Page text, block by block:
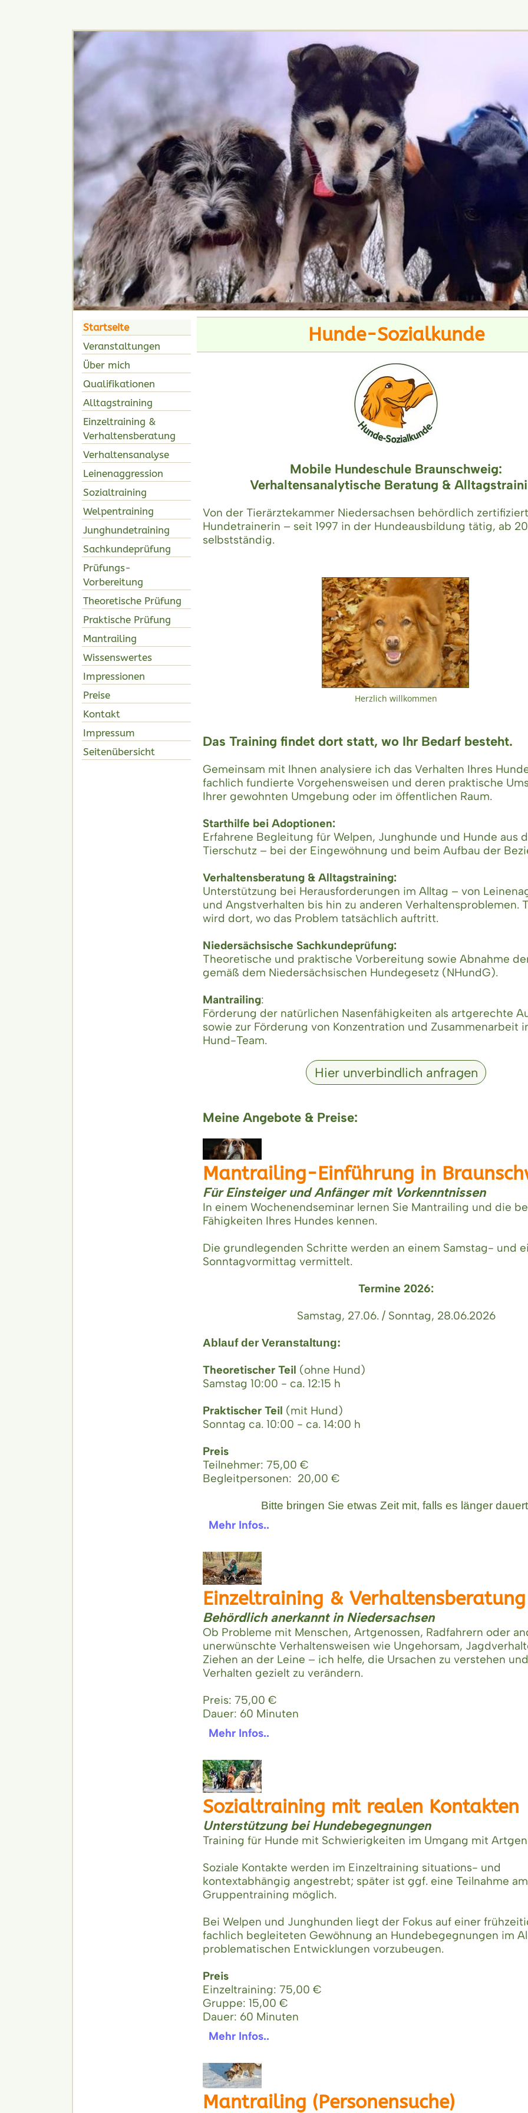
Startseite
Veranstaltungen
Über mich
Qualifikationen
Alltagstraining
Einzeltraining &
Verhaltensberatung
Verhaltensanalyse
Leinenaggression
Sozialtraining
Welpentraining
Junghundetraining
Sachkundeprüfung
Prüfungs-
Vorbereitung
Theoretische Prüfung
Praktische Prüfung
Mantrailing
Wissenswertes
Impressionen
Preise
Kontakt
Impressum
Seitenübersicht
Hunde-Sozialkunde
Mobile Hundeschule Braunschweig:
Verhaltensanalytische Beratung &
Von der Tierärztekammer Niedersachsen behördlich
Hundetrainerin – seit 1997 in der Hundeausbildung tätig, ab
selbstständig.
Herzlich willkommen
Das Training findet dort statt, wo Ihr Bedarf besteht.
Gemeinsam mit Ihnen analysiere ich das Verhalten Ihres
fachlich fundierte Vorgehensweisen und deren praktische
Ihrer gewohnten Umgebung oder im öffentlichen Raum.
Starthilfe bei Adoptionen:
Erfahrene Begleitung für Welpen, Junghunde und Hunde aus
Tierschutz – bei der Eingewöhnung und beim Aufbau der
Verhaltensberatung & Alltagstraining:
Unterstützung bei Herausforderungen im Alltag – von
und Angstverhalten bis hin zu anderen Verhaltensproblemen.
wird dort, wo das Problem tatsächlich auftritt.
Niedersächsische Sachkundeprüfung:
Theoretische und praktische Vorbereitung sowie Abnahme
gemäß dem Niedersächsischen Hundegesetz (NHundG).
Mantrailing:
Förderung der natürlichen Nasenfähigkeiten als artgerechte
sowie zur Förderung von Konzentration und Zusammenarbeit
Hund-Team.
Hier unverbindlich anfragen
Meine Angebote & Preise:
Mantrailing-Einführung in
Für Einsteiger und Anfänger mit Vorkenntnissen
In einem Wochenendseminar lernen Sie Mantrailing und die
Fähigkeiten Ihres Hundes kennen.
Die grundlegenden Schritte werden an einem Samstag- und
Sonntagvormittag vermittelt.
Termine 2026:
Samstag, 27.06. / Sonntag, 28.06.2026
Ablauf der Veranstaltung:
Theoretischer Teil (ohne Hund)
Samstag 10:00 - ca. 12:15 h
Praktischer Teil (mit Hund)
Sonntag ca. 10:00 - ca. 14:00 h
Preis
Teilnehmer: 75,00 €
Begleitpersonen: 20,00 €
Bitte bringen Sie etwas Zeit mit, falls es länger
Mehr Infos..
Einzeltraining & Verhaltensberatung
Behördlich anerkannt in Niedersachsen
Ob Probleme mit Menschen, Artgenossen, Radfahrern oder
unerwünschte Verhaltensweisen wie Ungehorsam,
Ziehen an der Leine – ich helfe, die Ursachen zu verstehen
Verhalten gezielt zu verändern.
Preis: 75,00 €
Dauer: 60 Minuten
Mehr Infos..
Sozialtraining mit realen Kontakten
Unterstützung bei Hundebegegnungen
Training für Hunde mit Schwierigkeiten im Umgang mit
Soziale Kontakte werden im Einzeltraining situations- und
kontextabhängig angestrebt; später ist ggf. eine Teilnahme am
Gruppentraining möglich.
Bei Welpen und Junghunden liegt der Fokus auf einer
fachlich begleiteten Gewöhnung an Hundebegegnungen im
problematischen Entwicklungen vorzubeugen.
Preis
Einzeltraining: 75,00 €
Gruppe: 15,00 €
Dauer: 60 Minuten
Mehr Infos..
Mantrailing (Personensuche)